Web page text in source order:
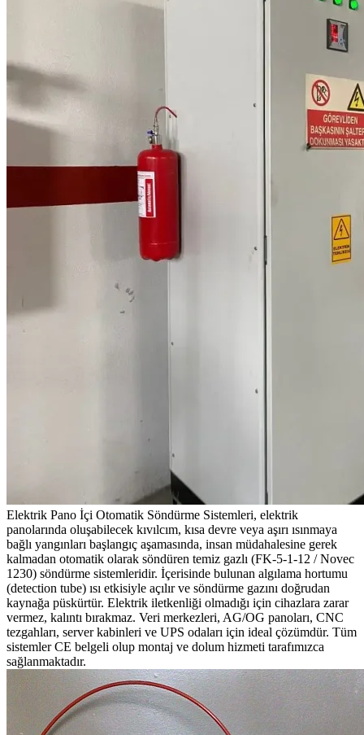
Elektrik Pano İçi Otomatik Söndürme Sistemleri, elektrik
panolarında oluşabilecek kıvılcım, kısa devre veya aşırı ısınmaya
bağlı yangınları başlangıç aşamasında, insan müdahalesine gerek
kalmadan otomatik olarak söndüren temiz gazlı (FK-5-1-12 / Novec
1230) söndürme sistemleridir. İçerisinde bulunan algılama hortumu
(detection tube) ısı etkisiyle açılır ve söndürme gazını doğrudan
kaynağa püskürtür. Elektrik iletkenliği olmadığı için cihazlara zarar
vermez, kalıntı bırakmaz. Veri merkezleri, AG/OG panoları, CNC
tezgahları, server kabinleri ve UPS odaları için ideal çözümdür. Tüm
sistemler CE belgeli olup montaj ve dolum hizmeti tarafımızca
sağlanmaktadır.